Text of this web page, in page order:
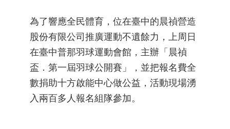
為了響應全民體育，位在臺中的晨禎營造
股份有限公司推廣運動不遺餘力，上周日
在臺中普那羽球運動會館，主辦「晨禎
盃．第一屆羽球公開賽」，並把報名費全
數捐助十方啟能中心做公益，活動現場湧
入兩百多人報名組隊參加。